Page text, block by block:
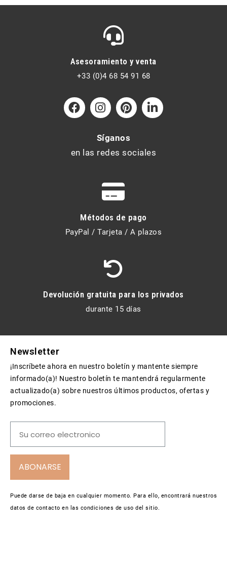
Asesoramiento y venta
+33 (0)4 68 54 91 68
Síganos
en las redes sociales
Métodos de pago
PayPal / Tarjeta / A plazos
Devolución gratuita para los privados
durante 15 días
Newsletter
¡Inscríbete ahora en nuestro boletín y mantente siempre
informado(a)! Nuestro boletín te mantendrá regularmente
actualizado(a) sobre nuestros últimos productos, ofertas y
promociones.
ABONARSE
Puede darse de baja en cualquier momento. Para ello, encontrará nuestros
datos de contacto en las condiciones de uso del sitio.